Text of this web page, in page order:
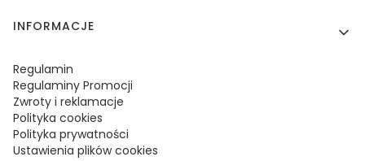
Linki w stopce
INFORMACJE
Regulamin
Regulaminy Promocji
Zwroty i reklamacje
Polityka cookies
Polityka prywatności
Ustawienia plików cookies